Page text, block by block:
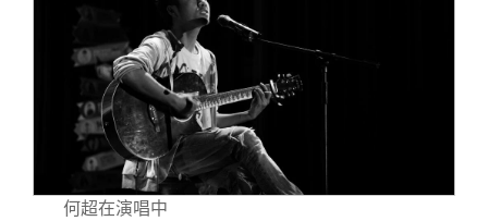
何超在演唱中